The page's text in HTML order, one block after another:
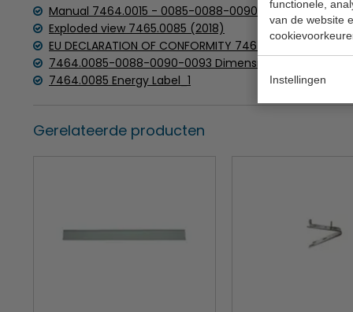
functionele,
van de website
Instellingen
Manual 7464.0015 - 0085-0088-0090-0093-0094-
Exploded view 7465.0085 (2018)
EU DECLARATION OF CONFORMITY 7464.0085-0088-
7464.0085-0088-0090-0093 Dimensions
7464.0085 Energy Label_1
Gerelateerde producten